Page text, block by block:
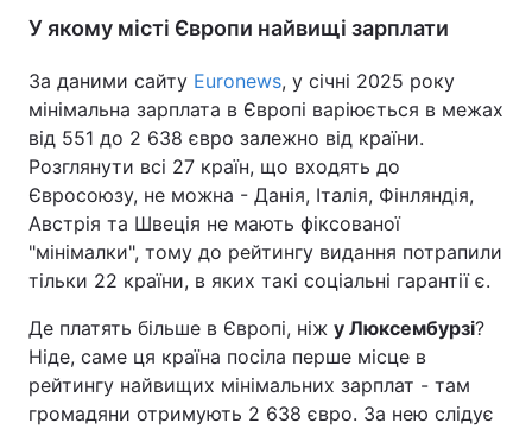
У якому місті Європи найвищі зарплати
За даними сайту Euronews, у січні 2025 року
мінімальна зарплата в Європі варіюється в межах
від 551 до 2 638 євро залежно від країни.
Розглянути всі 27 країн, що входять до
Євросоюзу, не можна - Данія, Італія, Фінляндія,
Австрія та Швеція не мають фіксованої
"мінімалки", тому до рейтингу видання потрапили
тільки 22 країни, в яких такі соціальні гарантії є.
Де платять більше в Європі, ніж у Люксембурзі?
Ніде, саме ця країна посіла перше місце в
рейтингу найвищих мінімальних зарплат - там
громадяни отримують 2 638 євро. За нею слідує